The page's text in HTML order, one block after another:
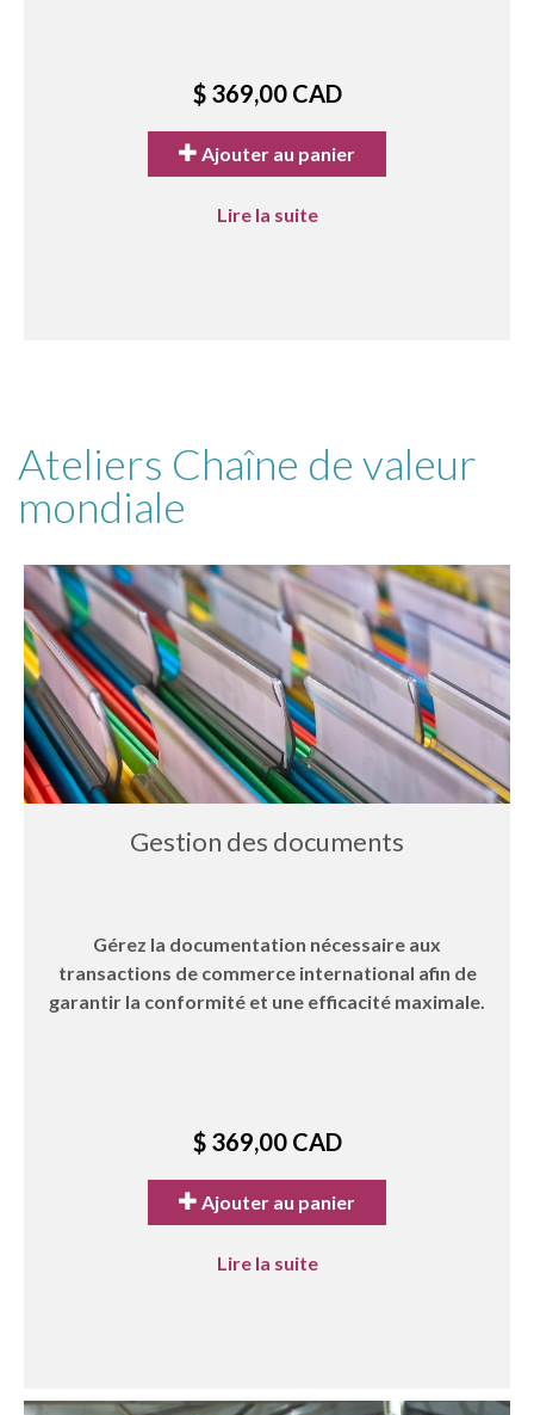
$ 369,00 CAD
Ajouter au panier
Lire la suite
Ateliers Chaîne de valeur
mondiale
Gestion des documents
Gérez la documentation nécessaire aux
transactions de commerce international afin de
garantir la conformité et une efficacité maximale.
$ 369,00 CAD
Ajouter au panier
Lire la suite